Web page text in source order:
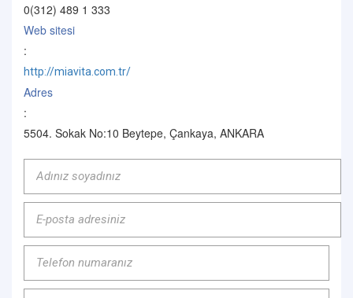
0(312) 489 1 333
Web sitesi
:
http://miavita.com.tr/
Adres
:
5504. Sokak No:10 Beytepe, Çankaya, ANKARA